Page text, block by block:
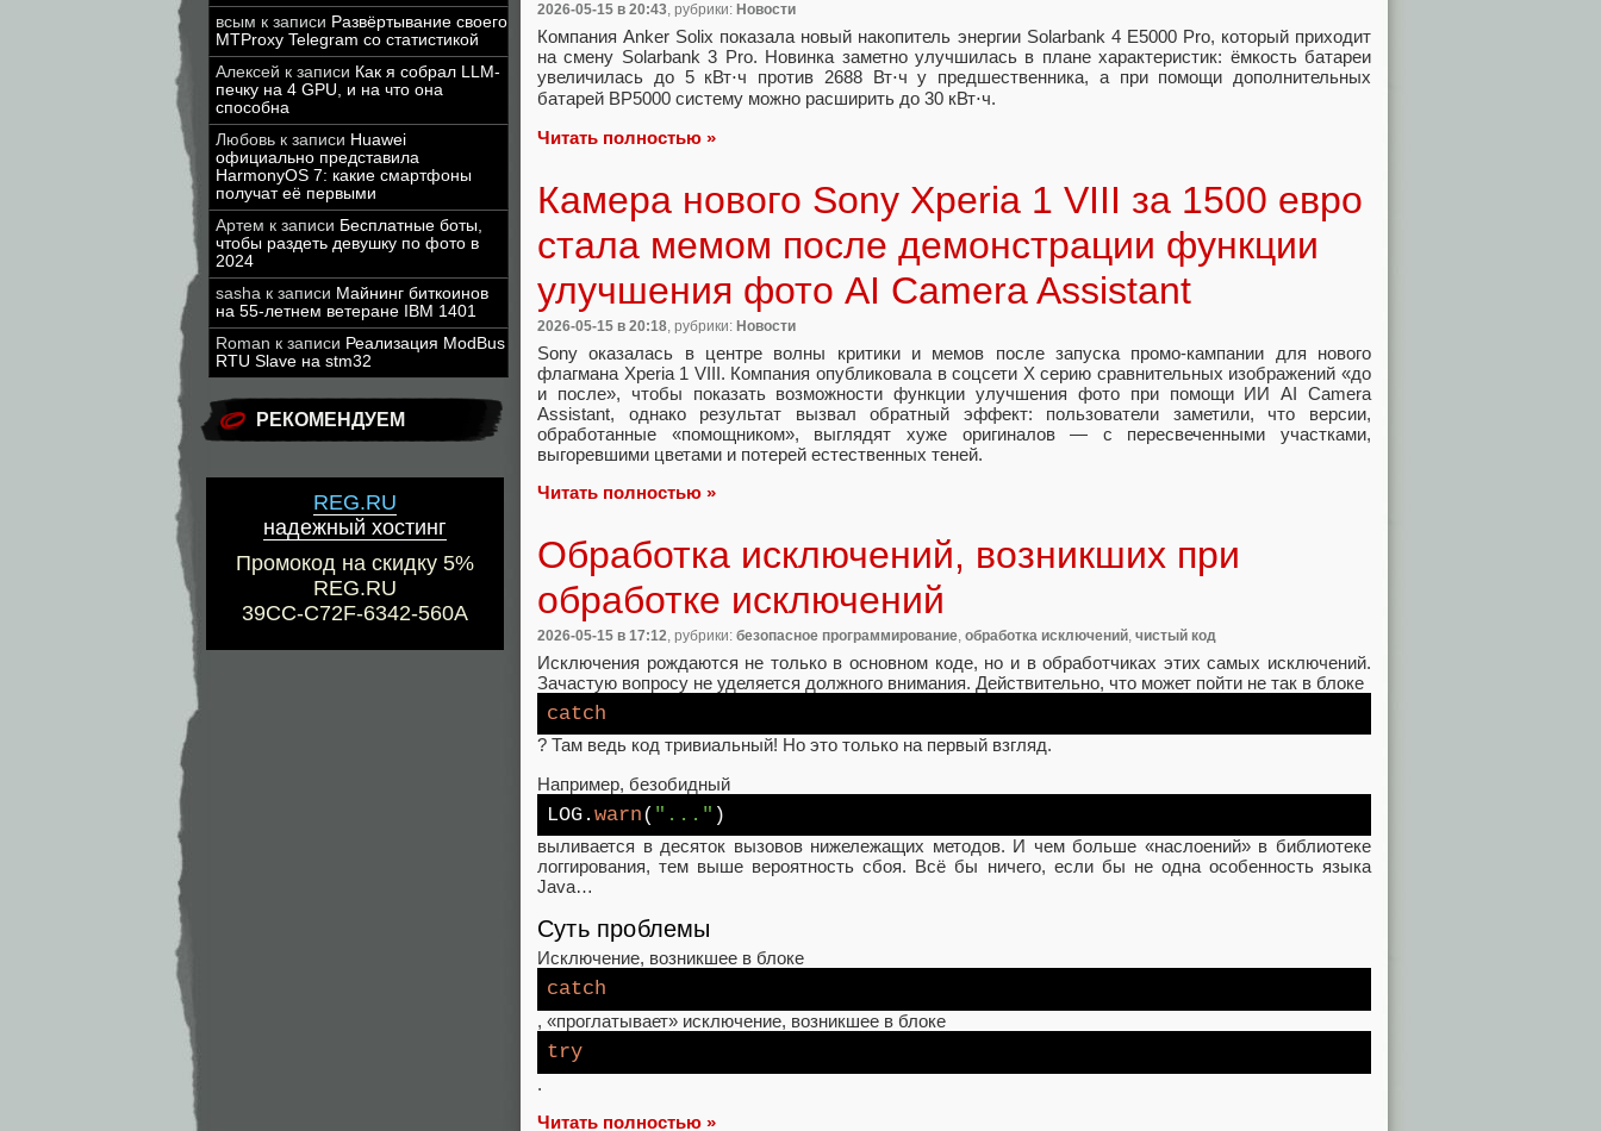
всым к записи Развёртывание своего
MTProxy Telegram со статистикой
Алексей к записи Как я собрал LLM-
печку на 4 GPU, и на что она
способна
Любовь к записи Huawei
официально представила
HarmonyOS 7: какие смартфоны
получат её первыми
Артем к записи Бесплатные боты,
чтобы раздеть девушку по фото в
2024
sasha к записи Майнинг биткоинов
на 55-летнем ветеране IBM 1401
Roman к записи Реализация ModBus
RTU Slave на stm32
РЕКОМЕНДУЕМ
REG.RU
надежный хостинг
Промокод на скидку 5%
REG.RU
39CC-C72F-6342-560A
2026-05-15 в 20:43, рубрики: Новости
Компания Anker Solix показала новый накопитель энергии Solarbank 4 E5000 Pro, который приходит
на смену Solarbank 3 Pro. Новинка заметно улучшилась в плане характеристик: ёмкость батареи
увеличилась до 5 кВт⋅ч против 2688 Вт⋅ч у предшественника, а при помощи дополнительных
батарей BP5000 систему можно расширить до 30 кВт⋅ч.
Читать полностью »
Камера нового Sony Xperia 1 VIII за 1500 евро
стала мемом после демонстрации функции
улучшения фото AI Camera Assistant
2026-05-15 в 20:18, рубрики: Новости
Sony оказалась в центре волны критики и мемов после запуска промо-кампании для нового
флагмана Xperia 1 VIII. Компания опубликовала в соцсети X серию сравнительных изображений «до
и после», чтобы показать возможности функции улучшения фото при помощи ИИ AI Camera
Assistant, однако результат вызвал обратный эффект: пользователи заметили, что версии,
обработанные «помощником», выглядят хуже оригиналов — с пересвеченными участками,
выгоревшими цветами и потерей естественных теней.
Читать полностью »
Обработка исключений, возникших при
обработке исключений
2026-05-15 в 17:12, рубрики: безопасное программирование, обработка исключений, чистый код
Исключения рождаются не только в основном коде, но и в обработчиках этих самых исключений.
Зачастую вопросу не уделяется должного внимания. Действительно, что может пойти не так в блоке
catch
? Там ведь код тривиальный! Но это только на первый взгляд.
Например, безобидный
LOG.warn( "..." )
выливается в десяток вызовов нижележащих методов. И чем больше «наслоений» в библиотеке
логгирования, тем выше вероятность сбоя. Всё бы ничего, если бы не одна особенность языка
Java…
Суть проблемы
Исключение, возникшее в блоке
catch
, «проглатывает» исключение, возникшее в блоке
try
.
Читать полностью »